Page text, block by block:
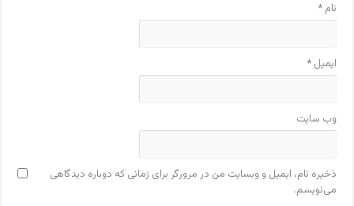
نام*
ایمیل*
وب‌ سایت
ذخیره نام، ایمیل و وبسایت من در مرورگر برای زمانی که دوباره دیدگاهی
می‌نویسم.